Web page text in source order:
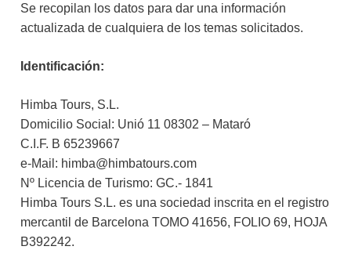
Se recopilan los datos para dar una información
actualizada de cualquiera de los temas solicitados.
Identificación:
Himba Tours, S.L.
Domicilio Social: Unió 11 08302 – Mataró
C.I.F. B 65239667
e-Mail: himba@himbatours.com
Nº Licencia de Turismo: GC.- 1841
Himba Tours S.L. es una sociedad inscrita en el registro
mercantil de Barcelona TOMO 41656, FOLIO 69, HOJA
B392242.